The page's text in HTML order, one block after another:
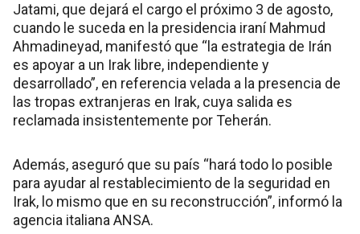
Jatami, que dejará el cargo el próximo 3 de agosto,
cuando le suceda en la presidencia iraní Mahmud
Ahmadineyad, manifestó que “la estrategia de Irán
es apoyar a un Irak libre, independiente y
desarrollado”, en referencia velada a la presencia de
las tropas extranjeras en Irak, cuya salida es
reclamada insistentemente por Teherán.
Además, aseguró que su país “hará todo lo posible
para ayudar al restablecimiento de la seguridad en
Irak, lo mismo que en su reconstrucción”, informó la
agencia italiana ANSA.